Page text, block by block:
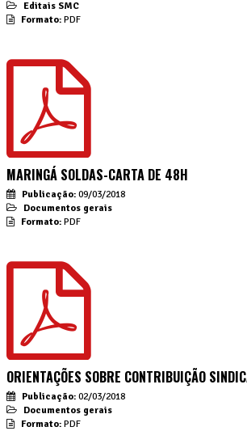
Editais SMC
Formato: PDF
MARINGÁ SOLDAS-CARTA DE 48H
Publicação: 09/03/2018
Documentos gerais
Formato: PDF
ORIENTAÇÕES SOBRE CONTRIBUIÇÃO
Publicação: 02/03/2018
Documentos gerais
Formato: PDF